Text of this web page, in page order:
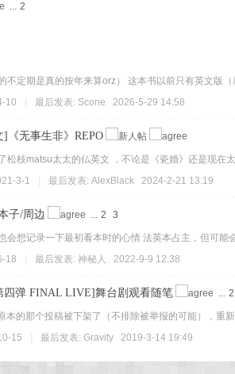
不定期是真的按年来算orz） 这本书以前只有英文版
... 2
10 最后发表: Scone 2026-5-29 14:58
]《无事生非》REPO
松枝matsu太太的仏英文 ，不论是《瓷婚》还是现在
3-1 最后发表: AlexBlack 2024-2-21 13:19
子/周边
会想记录一下最初看本时的心情 法英本占主，但可能
... 2 3
18 最后发表: 神秘人 2022-9-9 12:38
四弹 FINAL LIVE]舞台剧观看随笔
本的那个投稿被下架了（不排除被举报的可能），重
... 2
15 最后发表: Gravity 2019-3-14 19:49